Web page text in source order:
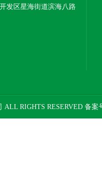
发区星海街道滨海八路
RIGHTS RESERVED 备案